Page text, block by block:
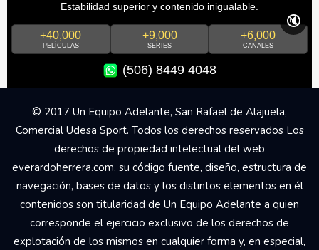
Estabilidad superior y contenido inigualable.
+40,000
PELÍCULAS
+9,000
SERIES
+6,000
CANALES
(506) 8449 4048
🔇
© 2017 Un Equipo Adelante, San Rafael de Alajuela,
Comercial Udesa Sport. Todos los derechos reservados Los
derechos de propiedad intelectual del web
everardoherrera.com, su código fuente, diseño, estructura de
navegación, bases de datos y los distintos elementos en él
contenidos son titularidad de Un Equipo Adelante a quien
corresponde el ejercicio exclusivo de los derechos de
explotación de los mismos en cualquier forma y, en especial,